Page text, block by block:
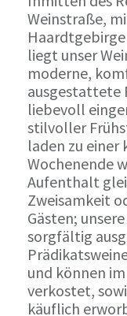
Weinstraße,
liegt unser
moderne,
ausgestattete
liebevoll
stilvoller
laden zu einer
Wochenende
Aufenthalt
Zweisamkeit
Gästen;
sorgfältig
und können
verkostet,
käuflich